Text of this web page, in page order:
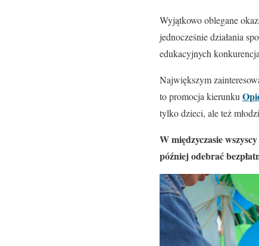
Wyjątkowo oblegane
jednocześnie działania
edukacyjnych
Największym
to promocja kierunku
tylko dzieci, ale też
W międzyczasie
później odebrać